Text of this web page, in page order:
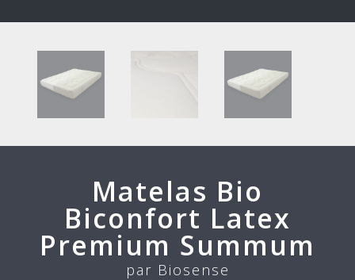
Matelas Bio
Biconfort Latex
Premium Summum
par Biosense